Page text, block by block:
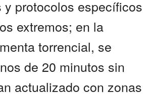
y protocolos específicos
extremos; en la
torrencial, se
de 20 minutos sin
actualizado con zonas